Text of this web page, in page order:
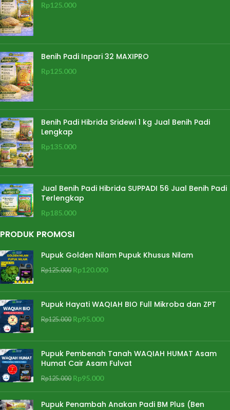
Rp125.000
Benih Padi Inpari 32 MAXIPRO
Rp125.000
Benih Padi Hibrida Sridewi 1 kg Jual Benih Padi
Lengkap
Rp135.000
Jual Benih Padi Hibrida SUPPADI 56 Jual Benih Padi
Terlengkap
Rp185.000
PRODUK PROMOSI
Pupuk Golden Nilam Pupuk Khusus Nilam
Rp125.000 Rp120.000
Pupuk Hayati WAQIAH BIO Full Mikroba dan ZPT
Rp125.000 Rp95.000
Pupuk Pembenah Tanah WAQIAH HUMAT Asam
Humat Cair Asam Fulvat
Rp125.000 Rp95.000
Pupuk Penambah Anakan Padi BM Plus (Ben